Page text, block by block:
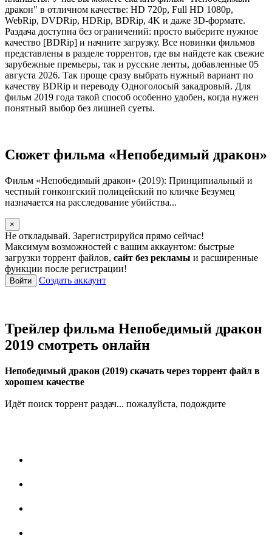
дракон" в отличном качестве: HD 720p, Full HD 1080p,
WebRip, DVDRip, HDRip, BDRip, 4K и даже 3D-формате.
Раздача доступна без ограничений: просто выберите нужное
качество [BDRip] и начните загрузку. Все новинки фильмов
представлены в разделе торрентов, где вы найдете как свежие
зарубежные премьеры, так и русские ленты, добавленные 05
августа 2026. Так проще сразу выбрать нужный вариант по
качеству BDRip и переводу Одноголосый закадровый. Для
фильм 2019 года такой способ особенно удобен, когда нужен
понятный выбор без лишней суеты.
Сюжет фильма «Непобедимый дракон»
Фильм «Непобедимый дракон» (2019): Принципиальный и
честный гонконгский полицейский по кличке Безумец
назначается на расследование убийства...
×
Не откладывай. Зарегистрируйся прямо сейчас!
Максимум возможностей с вашим аккаунтом: быстрые
загрузки торрент файлов, сайт без рекламы и расширенные
функции после регистрации!
Войти Создать аккаунт
Трейлер фильма Непобедимый дракон
2019 смотреть онлайн
Непобедимый дракон (2019) скачать через торрент файл в
хорошем качестве
Идёт поиск торрент раздач... пожалуйста, подождите